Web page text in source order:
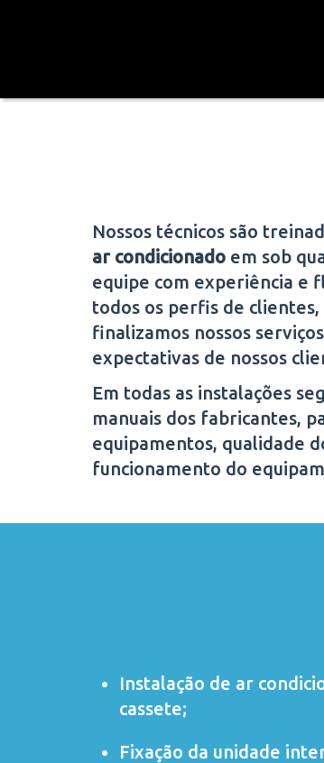
Nossos técnicos são
ar condicionado em sob
equipe com experiência e
todos os perfis de
finalizamos nossos
expectativas de nossos
Em todas as instalações
manuais dos fabricantes,
equipamentos, qualidade
funcionamento do
Instalação de ar
cassete;
Fixação da unidade